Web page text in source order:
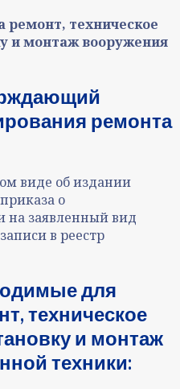
ремонт, техническое
и монтаж вооружения
ремонта
виде об издании
о
на заявленный вид
в реестр
для
техническое
и монтаж
техники: